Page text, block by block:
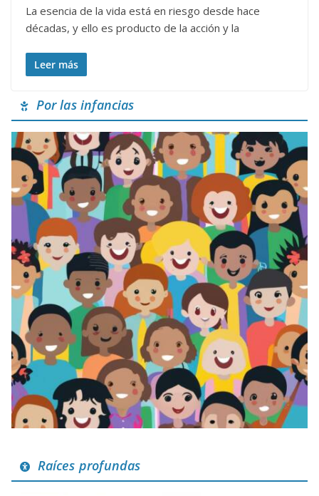
La esencia de la vida está en riesgo desde hace
décadas, y ello es producto de la acción y la
Leer más
Por las infancias
Raíces profundas